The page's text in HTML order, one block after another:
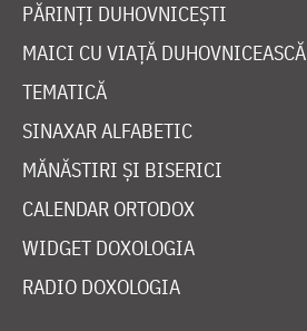
PĂRINȚI DUHOVNICEȘTI
MAICI CU VIAȚĂ DUHOVNICEASCĂ
TEMATICĂ
SINAXAR ALFABETIC
MĂNĂSTIRI ȘI BISERICI
CALENDAR ORTODOX
WIDGET DOXOLOGIA
RADIO DOXOLOGIA